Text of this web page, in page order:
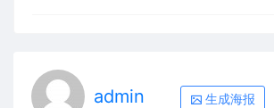
admin 生成海报